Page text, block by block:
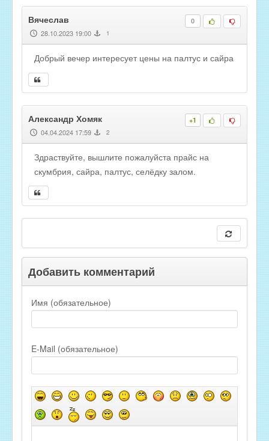
0
Вячеслав
28.10.2023 19:00 1
Добрый вечер интересует цены на палтус и сайра
+1
Александр Хомяк
04.04.2024 17:59 2
Здраствуйте, вышлите пожалуйста прайс на
скумбрия, сайра, палтус, селёдку залом.
Добавить комментарий
Имя (обязательное)
E-Mail (обязательное)